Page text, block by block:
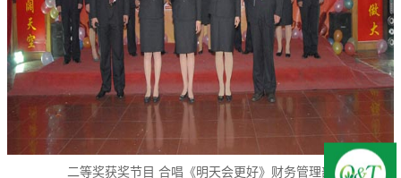
二等奖获奖节目 合唱《明天会更好》财务管理部